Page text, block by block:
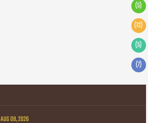
(5)
(12)
(5)
(7)
AUG 08, 2026